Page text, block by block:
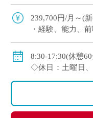
では、一人ひと
239,700円/月～(
・経験、能⼒、
・450万円／経験
他⼿当）
・500万円／経験
◇賞与：有
8:30-17:30(休憩
◇休日：土曜日
・年間休日120日